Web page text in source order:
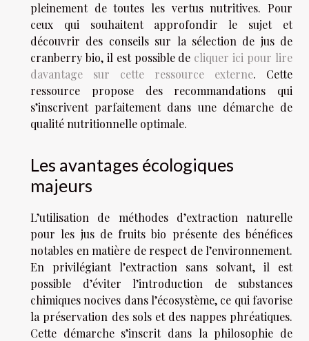
pleinement de toutes les vertus nutritives. Pour
ceux qui souhaitent approfondir le sujet et
découvrir des conseils sur la sélection de jus de
cranberry bio, il est possible de cliquer ici pour lire
davantage sur cette ressource externe. Cette
ressource propose des recommandations qui
s’inscrivent parfaitement dans une démarche de
qualité nutritionnelle optimale.
Les avantages écologiques
majeurs
L’utilisation de méthodes d’extraction naturelle
pour les jus de fruits bio présente des bénéfices
notables en matière de respect de l’environnement.
En privilégiant l’extraction sans solvant, il est
possible d’éviter l’introduction de substances
chimiques nocives dans l’écosystème, ce qui favorise
la préservation des sols et des nappes phréatiques.
Cette démarche s’inscrit dans la philosophie de